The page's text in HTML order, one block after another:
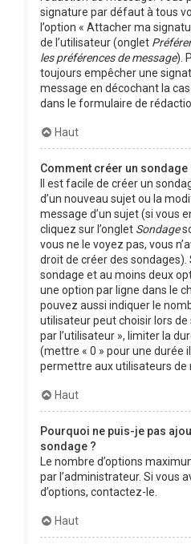
signature par défaut à tous
l’option « Attacher ma
de l’utilisateur (onglet
les préférences de message).
toujours empêcher une
message en décochant la
dans le formulaire de
Haut
Comment créer un sondage
Il est facile de créer un
d’un nouveau sujet ou la
message d’un sujet (si vous
cliquez sur l’onglet Sondage
vous ne le voyez pas, vous
droit de créer des sondages).
sondage et au moins deux
une option par ligne dans le
pouvez aussi indiquer le
utilisateur peut choisir lors de
par l’utilisateur », limiter la
(mettre « 0 » pour une durée
permettre aux utilisateurs de
Haut
Pourquoi ne puis-je pas
sondage ?
Le nombre d’options
par l’administrateur. Si vous
d’options, contactez-le.
Haut